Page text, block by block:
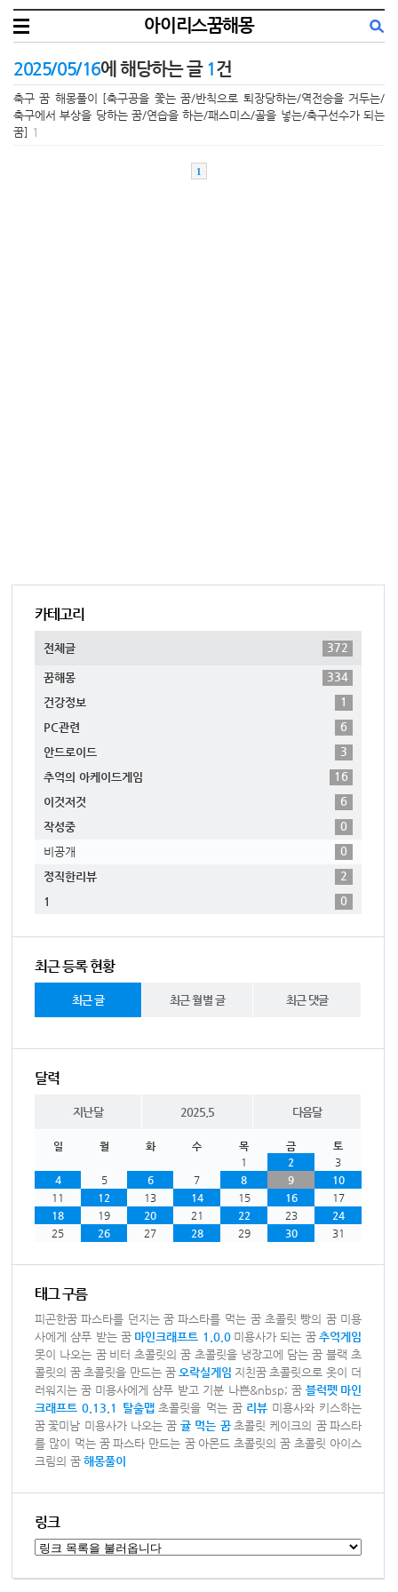
아이리스꿈해몽
2025/05/16에 해당하는 글 1건
축구 꿈 해몽풀이 [축구공을 쫓는 꿈/반칙으로 퇴장당하는/역전승을 거두는/
축구에서 부상을 당하는 꿈/연습을 하는/패스미스/골을 넣는/축구선수가 되는
꿈] 1
1
카테고리
전체글 372
꿈해몽
334
건강정보
1
PC관련
6
안드로이드
3
추억의 아케이드게임
16
이것저것
6
작성중
0
비공개
0
정직한리뷰
2
1
0
최근 등록 현황
최근 글 최근 월별 글 최근 댓글
달력
지난달 2025.5 다음달
일 월 화 수 목 금
토
1
2
3
4
5 6 7 8 9
10
11
12 13 14 15 16
17
18
19 20 21 22 23
24
25
26 27 28 29 30 31
태그 구름
피곤한꿈 파스타를 던지는 꿈 파스타를 먹는 꿈 초콜릿 빵의 꿈 미용
사에게 샴푸 받는 꿈 마인크래프트 1.0.0 미용사가 되는 꿈 추억게임
못이 나오는 꿈 비터 초콜릿의 꿈 초콜릿을 냉장고에 담는 꿈 블랙 초
콜릿의 꿈 초콜릿을 만드는 꿈 오락실게임 지친꿈 초콜릿으로 옷이 더
러워지는 꿈 미용사에게 샴푸 받고 기분 나쁜&nbsp; 꿈 블럭펫 마인
크래프트 0.13.1 탈출맵 초콜릿을 먹는 꿈 리뷰 미용사와 키스하는
꿈 꽃미남 미용사가 나오는 꿈 귤 먹는 꿈 초콜릿 케이크의 꿈 파스타
를 많이 먹는 꿈 파스타 만드는 꿈 아몬드 초콜릿의 꿈 초콜릿 아이스
크림의 꿈 해몽풀이
링크